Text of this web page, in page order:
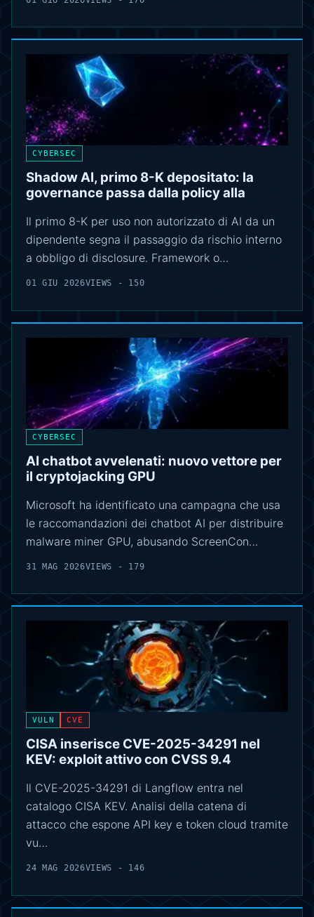
CYBERSEC
Shadow AI, primo 8-K depositato: la
governance passa dalla policy alla
Il primo 8-K per uso non autorizzato di AI da un
dipendente segna il passaggio da rischio interno
a obbligo di disclosure. Framework o…
01 GIU 2026VIEWS - 150
CYBERSEC
AI chatbot avvelenati: nuovo vettore per
il cryptojacking GPU
Microsoft ha identificato una campagna che usa
le raccomandazioni dei chatbot AI per distribuire
malware miner GPU, abusando ScreenCon…
31 MAG 2026VIEWS - 179
VULN CVE
CISA inserisce CVE-2025-34291 nel
KEV: exploit attivo con CVSS 9.4
Il CVE-2025-34291 di Langflow entra nel
catalogo CISA KEV. Analisi della catena di
attacco che espone API key e token cloud tramite
vu…
24 MAG 2026VIEWS - 146